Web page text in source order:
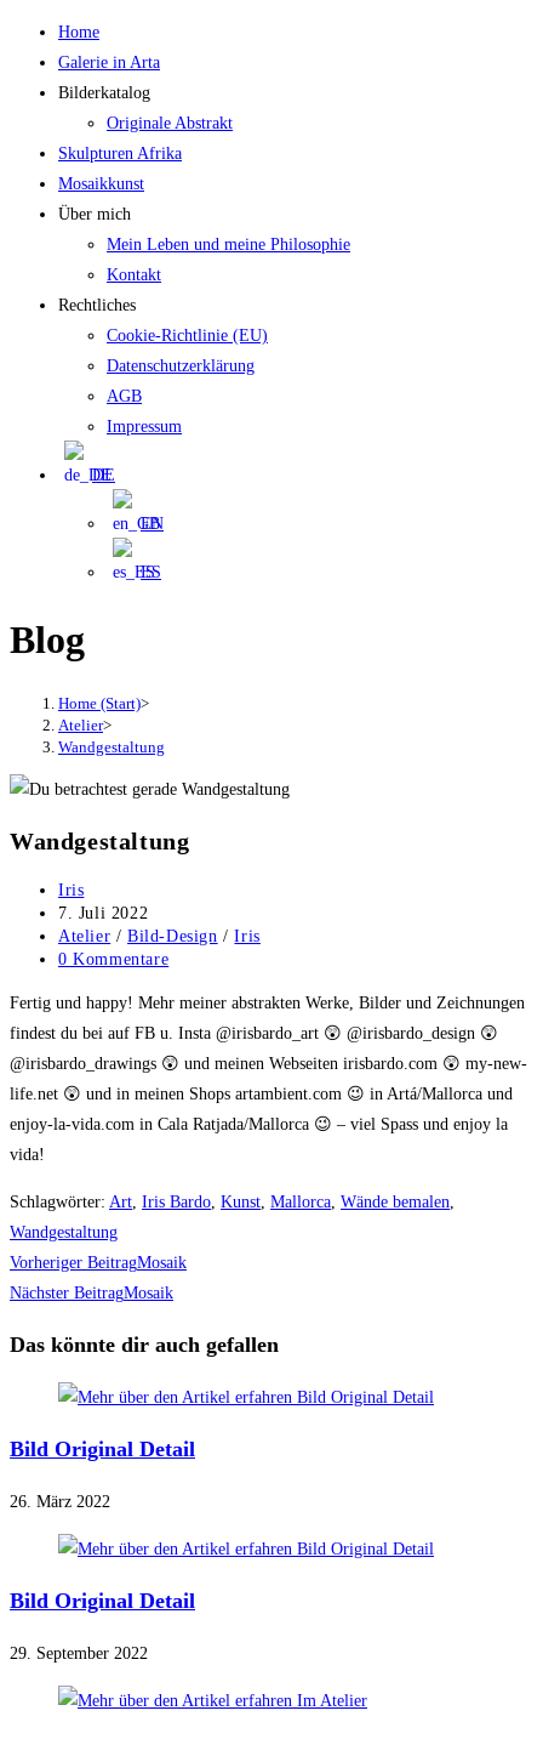
Zum
Inhalt
springen
Home
Galerie in Arta
Bilderkatalog
Originale Abstrakt
Skulpturen Afrika
Mosaikkunst
Über mich
Mein Leben und meine Philosophie
Kontakt
Rechtliches
Cookie-Richtlinie (EU)
Datenschutzerklärung
AGB
Impressum
DE
EN
ES
Blog
Home (Start)>
Atelier>
Wandgestaltung
Wandgestaltung
Beitrags-
Autor:
Iris
Beitrag
veröffentlicht:
7. Juli 2022
Beitrags-
Kategorie:
Atelier / Bild-Design / Iris
Beitrags-
0 Kommentare
Fertig und happy! Mehr meiner abstrakten Werke, Bilder und Zeichnungen
findest du bei auf FB u. Insta @irisbardo_art 😲 @irisbardo_design 😲
@irisbardo_drawings 😲 und meinen Webseiten irisbardo.com 😲 my-new-
life.net 😲 und in meinen Shops artambient.com 😉 in Artá/Mallorca und
enjoy-la-vida.com in Cala Ratjada/Mallorca 😉 – viel Spass und enjoy la
vida!
Schlagwörter: Art, Iris Bardo, Kunst, Mallorca, Wände bemalen,
Wandgestaltung
Weitere
Artikel
ansehen
Vorheriger BeitragMosaik
Nächster BeitragMosaik
Das könnte dir auch gefallen
Bild Original Detail
26. März 2022
Bild Original Detail
29. September 2022